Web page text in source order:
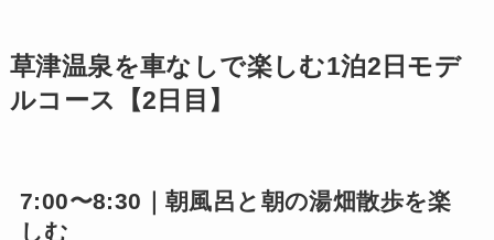
草津温泉を車なしで楽しむ1泊2日モデ
ルコース【2日目】
7:00〜8:30｜朝風呂と朝の湯畑散歩を楽
しむ